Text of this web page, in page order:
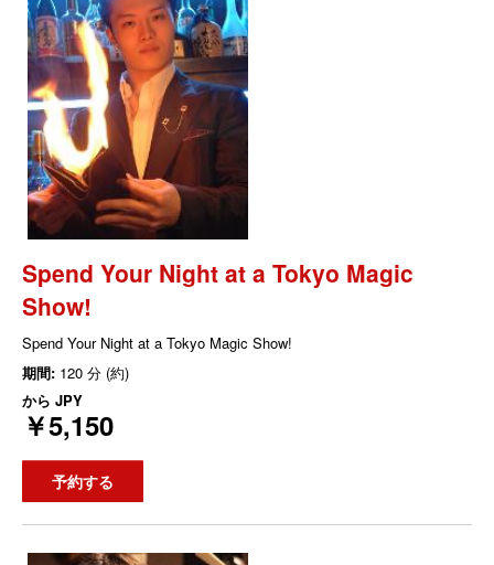
Spend Your Night at a Tokyo Magic
Show!
Spend Your Night at a Tokyo Magic Show!
期間: 120 分 (約)
から JPY
￥5,150
予約する